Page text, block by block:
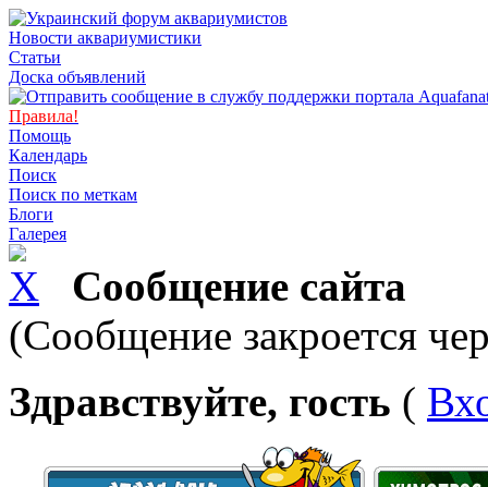
Новости аквариумистики
Статьи
Доска объявлений
Правила!
Помощь
Календарь
Поиск
Поиск по меткам
Блоги
Галерея
Сообщение сайта
(Сообщение закроется
Здравствуйте, гость (